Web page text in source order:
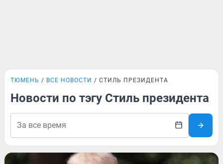
ТЮМЕНЬ ВСЕ НОВОСТИ СТИЛЬ ПРЕЗИДЕНТА
Новости по тэгу Стиль президента